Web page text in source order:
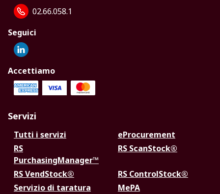
02.66.058.1
Seguici
Accettiamo
Servizi
Tutti i servizi
eProcurement
RS
PurchasingManager™
RS ScanStock®
RS VendStock®
RS ControlStock®
Servizio di taratura
MePA